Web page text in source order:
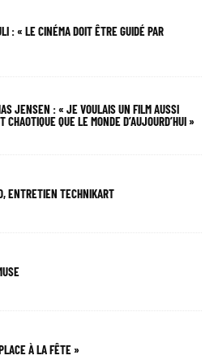
: « LE CINÉMA DOIT ÊTRE GUIDÉ PAR
JENSEN : « JE VOULAIS UN FILM AUSSI
CHAOTIQUE QUE LE MONDE D’AUJOURD’HUI »
ENTRETIEN TECHNIKART
À LA FÊTE »